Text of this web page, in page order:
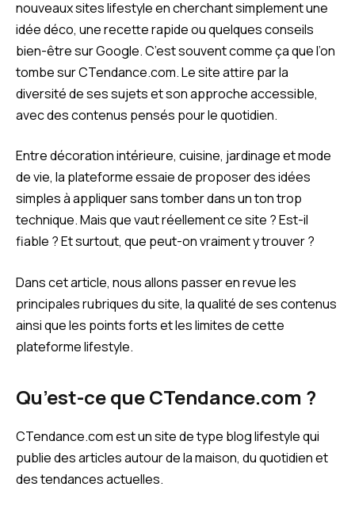
nouveaux sites lifestyle en cherchant simplement une
idée déco, une recette rapide ou quelques conseils
bien-être sur Google. C’est souvent comme ça que l’on
tombe sur CTendance.com. Le site attire par la
diversité de ses sujets et son approche accessible,
avec des contenus pensés pour le quotidien.
Entre décoration intérieure, cuisine, jardinage et mode
de vie, la plateforme essaie de proposer des idées
simples à appliquer sans tomber dans un ton trop
technique. Mais que vaut réellement ce site ? Est-il
fiable ? Et surtout, que peut-on vraiment y trouver ?
Dans cet article, nous allons passer en revue les
principales rubriques du site, la qualité de ses contenus
ainsi que les points forts et les limites de cette
plateforme lifestyle.
Qu’est-ce que CTendance.com ?
CTendance.com est un site de type blog lifestyle qui
publie des articles autour de la maison, du quotidien et
des tendances actuelles.